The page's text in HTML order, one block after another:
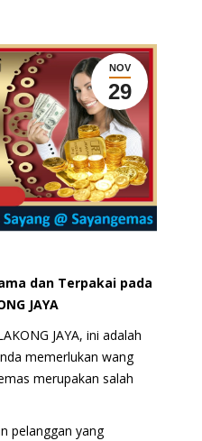
NOV
29
dan Terpakai pada
JAYA
JAYA, ini adalah
memerlukan wang
merupakan salah
pelanggan yang